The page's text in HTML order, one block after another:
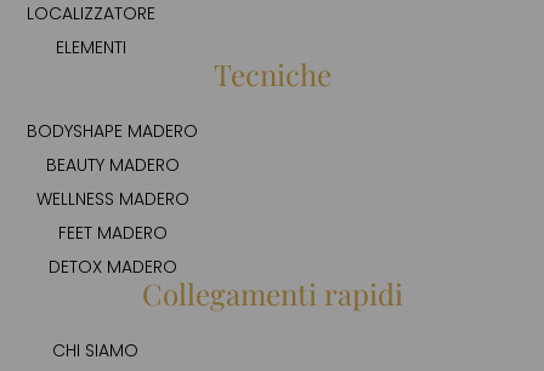
LOCALIZZATORE
ELEMENTI
Tecniche
BODYSHAPE MADERO
BEAUTY MADERO
WELLNESS MADERO
FEET MADERO
DETOX MADERO
Collegamenti rapidi
CHI SIAMO